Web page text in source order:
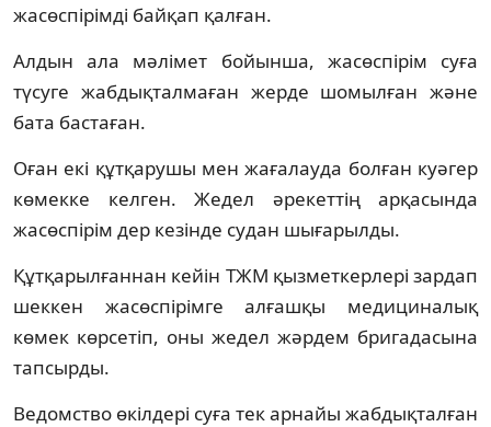
жасөспірімді байқап қалған.
Алдын ала мәлімет бойынша, жасөспірім суға
түсуге жабдықталмаған жерде шомылған және
бата бастаған.
Оған екі құтқарушы мен жағалауда болған куәгер
көмекке келген. Жедел әрекеттің арқасында
жасөспірім дер кезінде судан шығарылды.
Құтқарылғаннан кейін ТЖМ қызметкерлері зардап
шеккен жасөспірімге алғашқы медициналық
көмек көрсетіп, оны жедел жәрдем бригадасына
тапсырды.
Ведомство өкілдері суға тек арнайы жабдықталған